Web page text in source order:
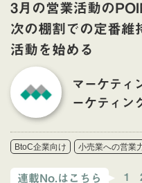
3月の営業活動の
次の棚割での定番維
活動を始める
マーケティ
ーケティン
連載No.はこちら 1
BtoC企業向け 小売業への営業